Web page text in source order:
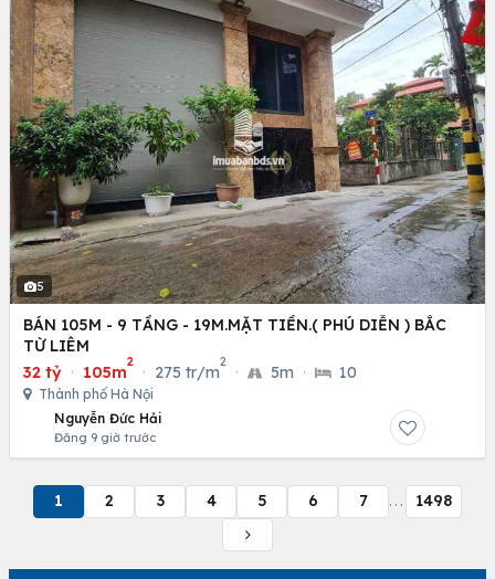
5
BÁN 105M - 9 TẦNG - 19M.MẶT TIỀN.( PHÚ DIỄN ) BẮC
TỪ LIÊM
32 tỷ · 105m
2
· 275 tr/m
2
· 5m · 10
Thành phố Hà Nội
Nguyễn Đức Hải
Đăng 9 giờ trước
1 2 3 4 5 6 7 ... 1498